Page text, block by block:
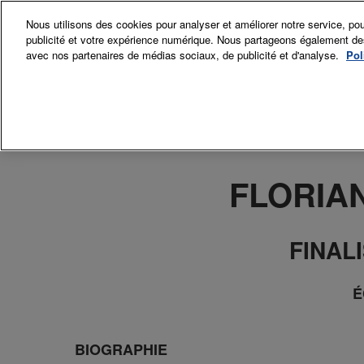
au
contenu
12-15 Nov.
Grand Palais
BIOGRAPHIE
Nous utilisons des cookies pour analyser et améliorer notre service,
publicité et votre expérience numérique. Nous partageons également
avec nos partenaires de médias sociaux, de publicité et d'analyse.